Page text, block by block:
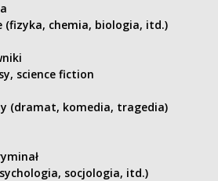
(fizyka, chemia, biologia, itd.)
science fiction
(dramat, komedia, tragedia)
socjologia, itd.)